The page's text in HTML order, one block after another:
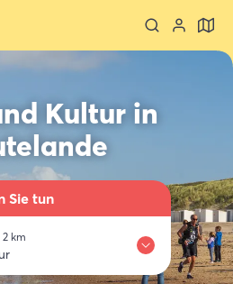
Kultur in
Sie tun
2 km